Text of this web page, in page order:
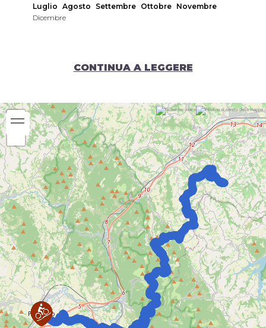
Luglio Agosto Settembre Ottobre Novembre
Dicembre
CONTINUA A LEGGERE